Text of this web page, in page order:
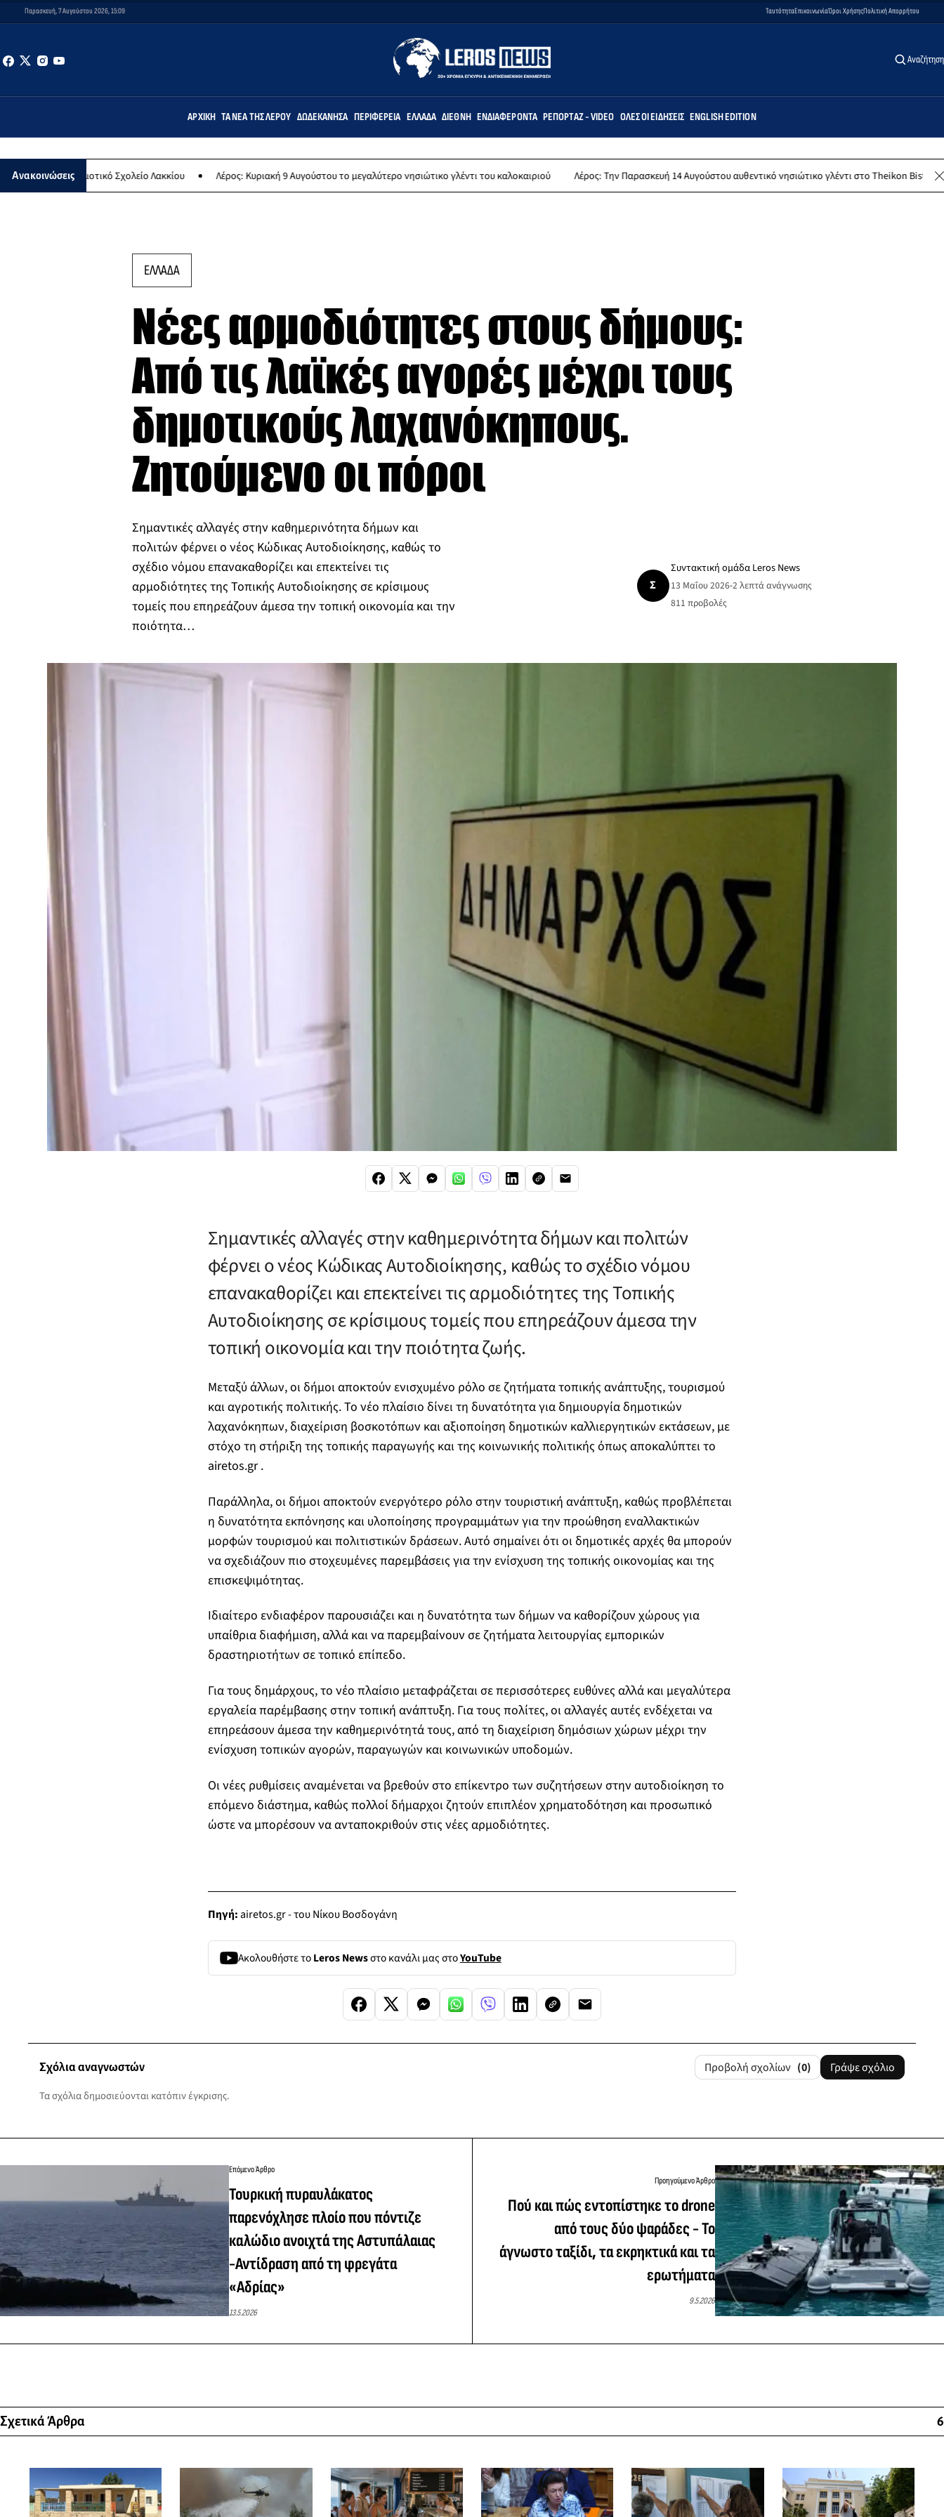
Παρασκευή, 7 Αυγούστου 2026, 15:09 ΤαυτότηταΕπικοινωνίαΌροι ΧρήσηςΠολιτική Απορρήτου
Αναζήτηση
ΑΡΧΙΚΉ ΤΑ ΝΈΑ ΤΗΣ ΛΈΡΟΥ ΔΩΔΕΚΆΝΗΣΑ ΠΕΡΙΦΈΡΕΙΑ ΕΛΛΆΔΑ ΔΙΕΘΝΉ ΕΝΔΙΑΦΈΡΟΝΤΑ ΡΕΠΟΡΤΆΖ - VIDEO ΌΛΕΣ ΟΙ ΕΙΔΉΣΕΙΣ ENGLISH EDITION
Ανακοινώσεις
Δημοτικό Σχολείο Λακκίου Λέρος: Κυριακή 9 Αυγούστου το μεγαλύτερο νησιώτικο γλέντι του καλοκαιριού Λέρος: Την Παρασκευή 14 Αυγούστου αυθεντικό νησιώτικο γλέντι στο Theikon Bistro Restaurant!
ΕΛΛΑΔΑ
Νέες αρμοδιότητες στους δήμους:
Από τις λαϊκές αγορές μέχρι τους
δημοτικούς λαχανόκηπους.
Ζητούμενο οι πόροι
Σημαντικές αλλαγές στην καθημερινότητα δήμων και
πολιτών φέρνει ο νέος Κώδικας Αυτοδιοίκησης, καθώς το
σχέδιο νόμου επανακαθορίζει και επεκτείνει τις
αρμοδιότητες της Τοπικής Αυτοδιοίκησης σε κρίσιμους
τομείς που επηρεάζουν άμεσα την τοπική οικονομία και την
ποιότητα…
Σ
Συντακτική ομάδα Leros News
13 Μαΐου 2026•2 λεπτά ανάγνωσης
811 προβολές
Σημαντικές αλλαγές στην καθημερινότητα δήμων και πολιτών
φέρνει ο νέος Κώδικας Αυτοδιοίκησης, καθώς το σχέδιο νόμου
επανακαθορίζει και επεκτείνει τις αρμοδιότητες της Τοπικής
Αυτοδιοίκησης σε κρίσιμους τομείς που επηρεάζουν άμεσα την
τοπική οικονομία και την ποιότητα ζωής.
Μεταξύ άλλων, οι δήμοι αποκτούν ενισχυμένο ρόλο σε ζητήματα τοπικής ανάπτυξης, τουρισμού
και αγροτικής πολιτικής. Το νέο πλαίσιο δίνει τη δυνατότητα για δημιουργία δημοτικών
λαχανόκηπων, διαχείριση βοσκοτόπων και αξιοποίηση δημοτικών καλλιεργητικών εκτάσεων, με
στόχο τη στήριξη της τοπικής παραγωγής και της κοινωνικής πολιτικής όπως αποκαλύπτει το
airetos.gr .
Παράλληλα, οι δήμοι αποκτούν ενεργότερο ρόλο στην τουριστική ανάπτυξη, καθώς προβλέπεται
η δυνατότητα εκπόνησης και υλοποίησης προγραμμάτων για την προώθηση εναλλακτικών
μορφών τουρισμού και πολιτιστικών δράσεων. Αυτό σημαίνει ότι οι δημοτικές αρχές θα μπορούν
να σχεδιάζουν πιο στοχευμένες παρεμβάσεις για την ενίσχυση της τοπικής οικονομίας και της
επισκεψιμότητας.
Ιδιαίτερο ενδιαφέρον παρουσιάζει και η δυνατότητα των δήμων να καθορίζουν χώρους για
υπαίθρια διαφήμιση, αλλά και να παρεμβαίνουν σε ζητήματα λειτουργίας εμπορικών
δραστηριοτήτων σε τοπικό επίπεδο.
Για τους δημάρχους, το νέο πλαίσιο μεταφράζεται σε περισσότερες ευθύνες αλλά και μεγαλύτερα
εργαλεία παρέμβασης στην τοπική ανάπτυξη. Για τους πολίτες, οι αλλαγές αυτές ενδέχεται να
επηρεάσουν άμεσα την καθημερινότητά τους, από τη διαχείριση δημόσιων χώρων μέχρι την
ενίσχυση τοπικών αγορών, παραγωγών και κοινωνικών υποδομών.
Οι νέες ρυθμίσεις αναμένεται να βρεθούν στο επίκεντρο των συζητήσεων στην αυτοδιοίκηση το
επόμενο διάστημα, καθώς πολλοί δήμαρχοι ζητούν επιπλέον χρηματοδότηση και προσωπικό
ώστε να μπορέσουν να ανταποκριθούν στις νέες αρμοδιότητες.​‌‍
Πηγή:airetos.gr - του Νίκου Βοσδογάνη
Ακολουθήστε τοLeros Newsστο κανάλι μας στοYouTube
Σχόλια αναγνωστών Προβολή σχολίων (0) Γράψε σχόλιο
Τα σχόλια δημοσιεύονται κατόπιν έγκρισης.
Επόμενο Άρθρο
Τουρκική πυραυλάκατος
παρενόχλησε πλοίο που πόντιζε
καλώδιο ανοιχτά της Αστυπάλαιας
-Αντίδραση από τη φρεγάτα
«Αδρίας»
13.5.2026
Προηγούμενο Άρθρο
Πού και πώς εντοπίστηκε το drone
από τους δύο ψαράδες - Το
άγνωστο ταξίδι, τα εκρηκτικά και τα
ερωτήματα
9.5.2026
Σχετικά Άρθρα 6